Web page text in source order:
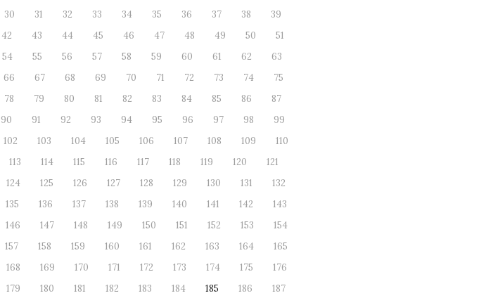
30 31 32 33 34 35 36 37 38
39
42 43 44 45 46 47 48 49 50
51
54 55 56 57 58 59 60 61 62
63
66 67 68 69 70 71 72 73 74
75
78 79 80 81 82 83 84 85 86
87
90 91 92 93 94 95 96 97 98
99
102 103 104 105 106 107 108 109
110
113 114 115 116 117 118 119 120
121
124 125 126 127 128 129 130 131
132
135 136 137 138 139 140 141 142
143
146 147 148 149 150 151 152 153
154
157 158 159 160 161 162 163 164
165
168 169 170 171 172 173 174 175
176
179 180 181 182 183 184 185 186
187